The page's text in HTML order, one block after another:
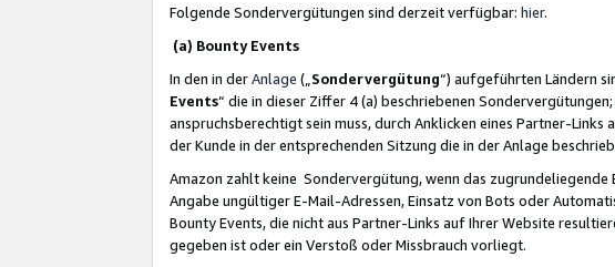
Folgende Sondervergütungen sind derzeit verfügbar: hier.
(a) Bounty Events
In den in derAnlage („ Sondervergütung“) aufgeführten Ländern
Events“ die in dieser Ziffer 4 (a) beschriebenen
anspruchsberechtigt sein muss, durch Anklicken eines Partner-
der Kunde in der entsprechenden Sitzung die in der Anlage
Amazon zahlt keine Sondervergütung, wenn das
Angabe ungültiger E-Mail-Adressen, Einsatz von Bots oder
Bounty Events, die nicht aus Partner-Links auf Ihrer Website
gegeben ist oder ein Verstoß oder Missbrauch vorliegt.